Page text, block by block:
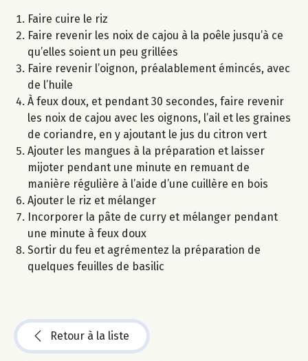
Faire cuire le riz
Faire revenir les noix de cajou à la poêle jusqu’à ce
qu’elles soient un peu grillées
Faire revenir l’oignon, préalablement émincés, avec
de l’huile
À feux doux, et pendant 30 secondes, faire revenir
les noix de cajou avec les oignons, l’ail et les graines
de coriandre, en y ajoutant le jus du citron vert
Ajouter les mangues à la préparation et laisser
mijoter pendant une minute en remuant de
manière régulière à l’aide d’une cuillère en bois
Ajouter le riz et mélanger
Incorporer la pâte de curry et mélanger pendant
une minute à feux doux
Sortir du feu et agrémentez la préparation de
quelques feuilles de basilic
Retour à la liste